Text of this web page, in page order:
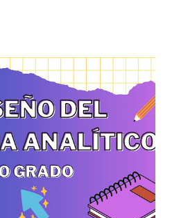
el día a día la práctica dentro del
tanto a docentes como
de trabajo acorde a sus
Agradecemos a los
archivos ya que gracias a su
gozar de estas planeaciones
solo los compartimos con